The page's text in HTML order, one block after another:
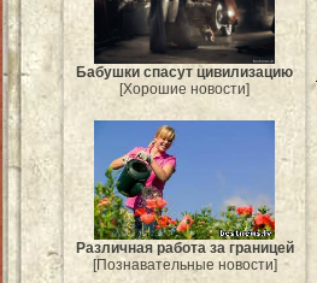
Бабушки спасут цивилизацию
[Хорошие новости]
Различная работа за границей
[Познавательные новости]